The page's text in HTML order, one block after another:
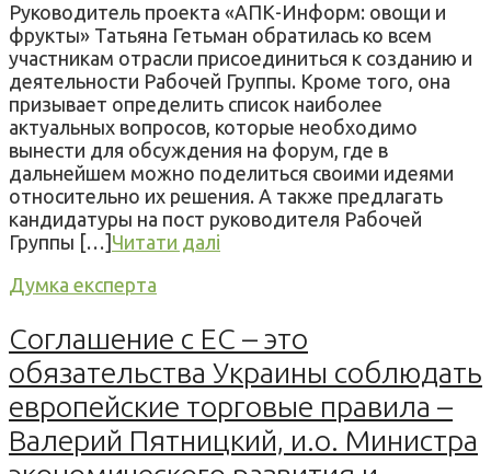
Руководитель проекта «АПК-Информ: овощи и
фрукты» Татьяна Гетьман обратилась ко всем
участникам отрасли присоединиться к созданию и
деятельности Рабочей Группы. Кроме того, она
призывает определить список наиболее
актуальных вопросов, которые необходимо
вынести для обсуждения на форум, где в
дальнейшем можно поделиться своими идеями
относительно их решения. А также предлагать
кандидатуры на пост руководителя Рабочей
Группы […] Читати далі
Думка експерта
Соглашение c ЕC – это
обязательства Украины соблюдать
европейские торговые правила –
Валерий Пятницкий, и.о. Министра